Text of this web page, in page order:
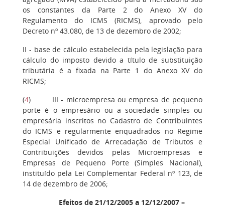
os constantes da Parte 2 do Anexo XV do
Regulamento do ICMS (RICMS), aprovado pelo
Decreto nº 43.080, de 13 de dezembro de 2002;
II - base de cálculo estabelecida pela legislação para
cálculo do imposto devido a título de substituição
tributária é a fixada na Parte 1 do Anexo XV do
RICMS;
(4) III - microempresa ou empresa de pequeno
porte é o empresário ou a sociedade simples ou
empresária inscritos no Cadastro de Contribuintes
do ICMS e regularmente enquadrados no Regime
Especial Unificado de Arrecadação de Tributos e
Contribuições devidos pelas Microempresas e
Empresas de Pequeno Porte (Simples Nacional),
instituído pela Lei Complementar Federal nº 123, de
14 de dezembro de 2006;
Efeitos de 21/12/2005 a 12/12/2007 –